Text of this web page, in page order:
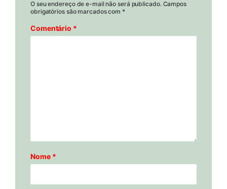
O seu endereço de e-mail não será publicado. Campos
obrigatórios são marcados com *
Comentário *
Nome *